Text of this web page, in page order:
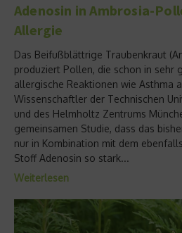
Adenosin in Ambrosia-
Allergie
Das Beifußblättrige Traubenkraut
produziert Pollen, die schon in sehr
allergische Reaktionen wie Asthma
Wissenschaftler der Technischen
und des Helmholtz Zentrums
gemeinsamen Studie, dass das
nur in Kombination mit dem
Stoff Adenosin so stark...
Weiterlesen